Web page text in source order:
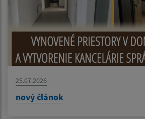
25.07.2026
nový článok